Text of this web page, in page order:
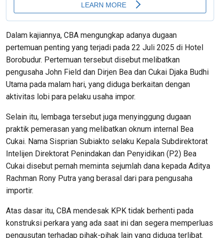
Dalam kajiannya, CBA mengungkap adanya dugaan
pertemuan penting yang terjadi pada 22 Juli 2025 di Hotel
Borobudur. Pertemuan tersebut disebut melibatkan
pengusaha John Field dan Dirjen Bea dan Cukai Djaka Budhi
Utama pada malam hari, yang diduga berkaitan dengan
aktivitas lobi para pelaku usaha impor.
Selain itu, lembaga tersebut juga menyinggung dugaan
praktik pemerasan yang melibatkan oknum internal Bea
Cukai. Nama Sisprian Subiakto selaku Kepala Subdirektorat
Intelijen Direktorat Penindakan dan Penyidikan (P2) Bea
Cukai disebut pernah meminta sejumlah dana kepada Aditya
Rachman Rony Putra yang berasal dari para pengusaha
importir.
Atas dasar itu, CBA mendesak KPK tidak berhenti pada
konstruksi perkara yang ada saat ini dan segera memperluas
pengusutan terhadap pihak-pihak lain yang diduga terlibat.